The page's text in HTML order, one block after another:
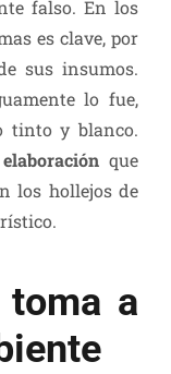
falso. En los
es clave, por
sus insumos.
lo fue,
tinto y blanco.
que
los hollejos de
a